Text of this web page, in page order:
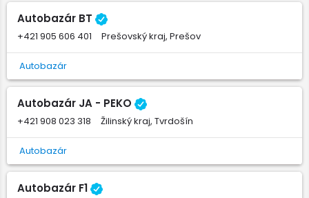
Autobazár BT
+421 905 606 401 Prešovský kraj, Prešov
Autobazár
Autobazár JA - PEKO
+421 908 023 318 Žilinský kraj, Tvrdošín
Autobazár
Autobazár F1